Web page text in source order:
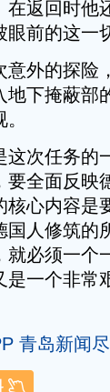
在返回时他
眼前的这一
外的探险
下掩蔽部
次任务的
全面反映
核心内容是
国人修筑的
就必须一个
是一个非常
青岛新闻